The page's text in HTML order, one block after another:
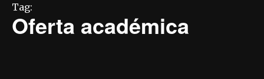
Tag:
Oferta académica